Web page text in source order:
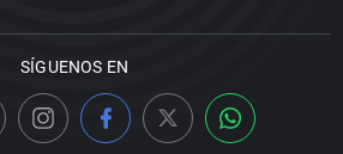
SÍGUENOS EN